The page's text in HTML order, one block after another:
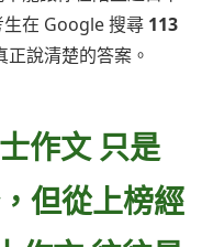
在 Google 搜尋 113
說清楚的答案。
作文 只是
但從上榜經